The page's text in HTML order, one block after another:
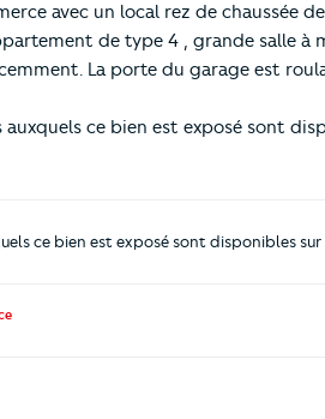
avec un local rez de chaussée
de type 4 , grande salle à
La porte du garage est
ce bien est exposé sont
ce bien est exposé sont disponibles sur